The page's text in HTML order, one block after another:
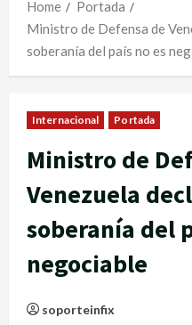
Home
Portada
Ministro de Defensa de
soberanía del país no es
Internacional Portada
Ministro de
Venezuela
soberanía del
negociable
soporteinfix